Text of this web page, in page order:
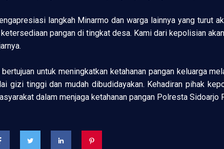
langkah Minarmo dan warga lainnya yang turut
pangan di tingkat desa. Kami dari kepolisian
untuk meningkatkan ketahanan pangan keluarga
gizi tinggi dan mudah dibudidayakan. Kehadiran pihak
dalam menjaga ketahanan pangan Polresta